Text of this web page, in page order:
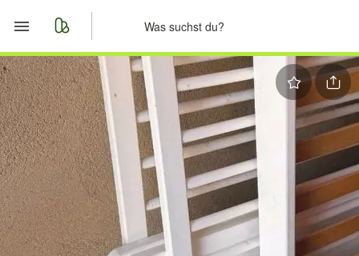
Start
Merkliste
Nachrichten
Anzeige aufgeben